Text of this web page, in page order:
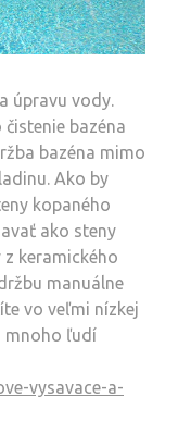
úpravu vody.
čistenie bazéna
bazéna mimo
Ako by
kopaného
ako steny
z keramického
manuálne
vo veľmi nízkej
mnoho ľudí
vysavace-a-